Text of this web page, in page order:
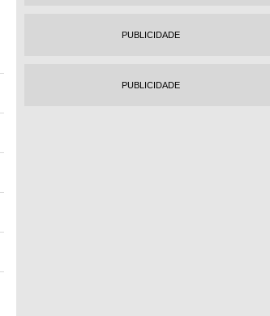
PUBLICIDADE
PUBLICIDADE